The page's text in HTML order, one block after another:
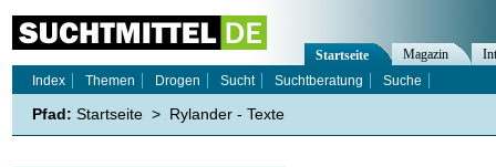
Startseite Magazin
Index
Themen Drogen Sucht Suchtberatung Suche
Pfad: Startseite > Rylander - Texte